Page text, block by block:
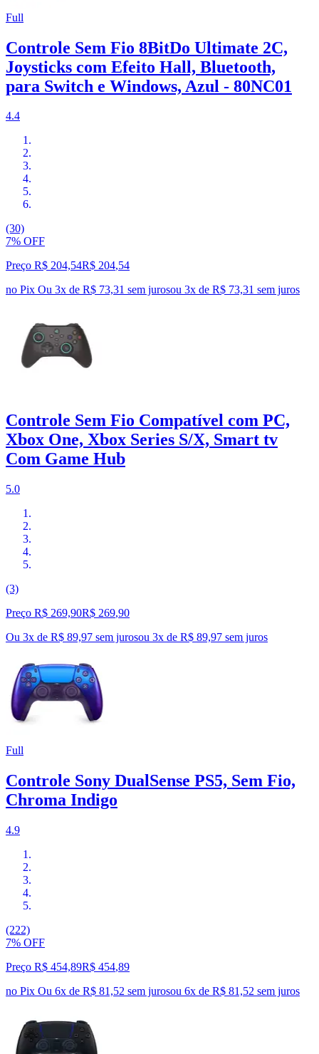
Full
Controle Sem Fio 8BitDo Ultimate 2C,
Joysticks com Efeito Hall, Bluetooth,
para Switch e Windows, Azul - 80NC01
4.4
(30)
7% OFF
Preço R$ 204,54R$ 204,54
no Pix Ou 3x de R$ 73,31 sem jurosou 3x de R$ 73,31 sem juros
Controle Sem Fio Compatível com PC,
Xbox One, Xbox Series S/X, Smart tv
Com Game Hub
5.0
(3)
Preço R$ 269,90R$ 269,90
Ou 3x de R$ 89,97 sem jurosou 3x de R$ 89,97 sem juros
Full
Controle Sony DualSense PS5, Sem Fio,
Chroma Indigo
4.9
(222)
7% OFF
Preço R$ 454,89R$ 454,89
no Pix Ou 6x de R$ 81,52 sem jurosou 6x de R$ 81,52 sem juros